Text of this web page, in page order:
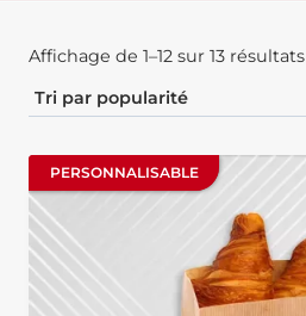
Affichage de 1–12 sur 13 résultats
PERSONNALISABLE
PERSONNALISABLE